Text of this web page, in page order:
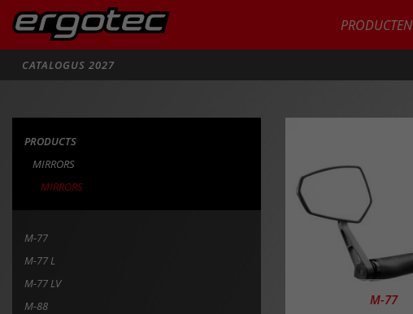
PRODUCTEN
CATALOGUS 2027
PRODUCTS
MIRRORS
MIRRORS
M-77
M-77 L
M-77 LV
M-88
M-77